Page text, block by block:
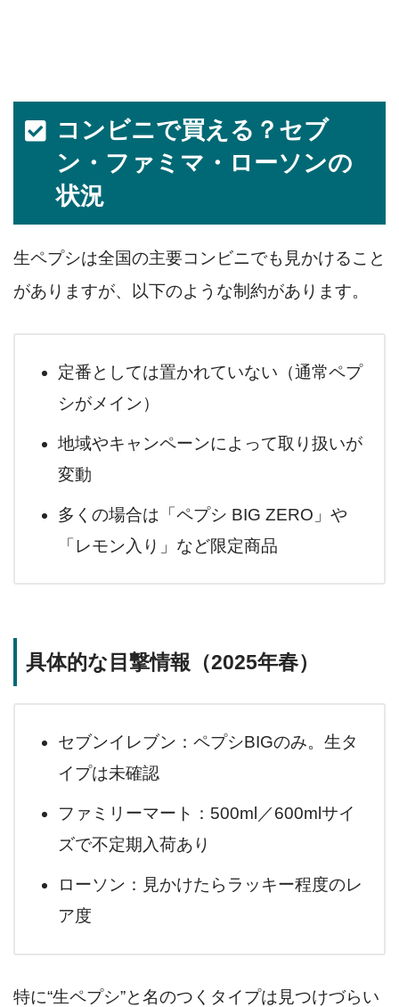
コンビニで買える？セブ
ン・ファミマ・ローソンの
状況
生ペプシは全国の主要コンビニでも見かけること
がありますが、以下のような制約があります。
定番としては置かれていない（通常ペプ
シがメイン）
地域やキャンペーンによって取り扱いが
変動
多くの場合は「ペプシ BIG ZERO」や
「レモン入り」など限定商品
具体的な目撃情報（2025年春）
セブンイレブン：ペプシBIGのみ。生タ
イプは未確認
ファミリーマート：500ml／600mlサイ
ズで不定期入荷あり
ローソン：見かけたらラッキー程度のレ
ア度
特に“生ペプシ”と名のつくタイプは見つけづらい